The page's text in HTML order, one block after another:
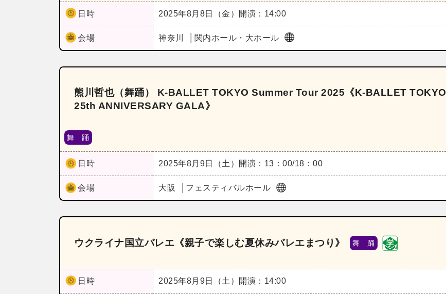
日時 2025年8月8日（金） 開演：14:00
会場 神奈川 関内ホール・大ホール
熊川哲也（舞踊） K‐BALLET TOKYO Summer Tour 2025《K‐BALLET TOKYO
25th ANNIVERSARY GALA》
舞 踊
日時 2025年8月9日（土） 開演：13：00/18：00
会場 大阪 フェスティバルホール
ウクライナ国立バレエ《親子で楽しむ夏休みバレエまつり》 舞 踊
日時 2025年8月9日（土） 開演：14:00